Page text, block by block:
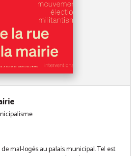
mal-logés au palais municipal. Tel est